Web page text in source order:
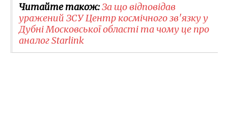
Читайте також:За що відповідав
уражений ЗСУ Центр космічного зв'язку у
Дубні Московської області та чому це про
аналог Starlink